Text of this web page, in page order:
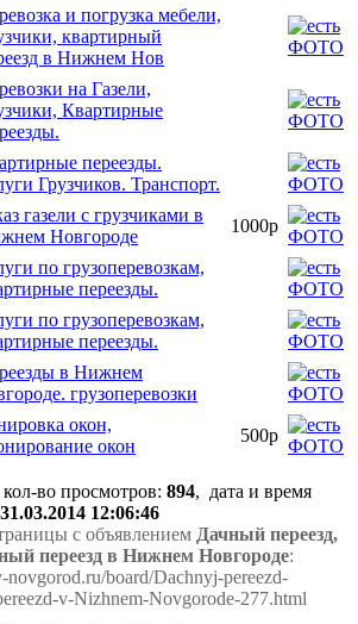
и погрузка мебели,
квартирный
в Нижнем Нов
на Газели,
Квартирные
переезды.
Грузчиков. Транспорт.
газели с грузчиками в
Новгороде
1000р
по грузоперевозкам,
переезды.
по грузоперевозкам,
переезды.
в Нижнем
грузоперевозки
окон,
окон
500р
во просмотров: 894, дата и время
31.03.2014 12:06:46
с объявлением Дачный переезд,
переезд в Нижнем Новгороде:
board/Dachnyj-pereezd-
v-Nizhnem-Novgorode-277.html